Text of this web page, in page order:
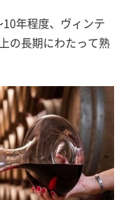
年程度、ヴィンテ
の長期にわたって熟